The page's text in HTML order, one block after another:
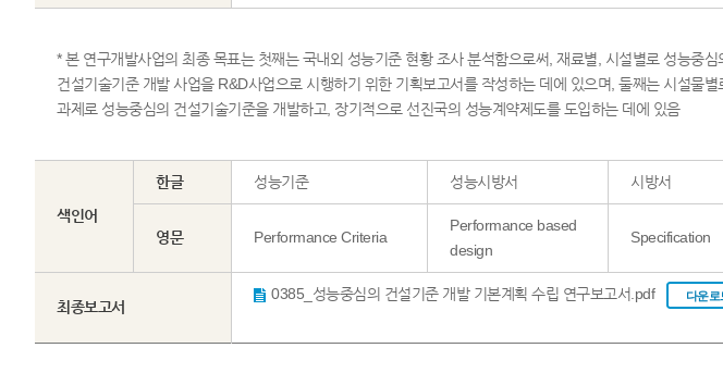
* 본 연구개발사업의 최종 목표는 첫째는 국내외 성능기준 현황 조사 분석함으로써, 재료별, 시설별로 성능
건설기술기준 개발 사업을 R&D사업으로 시행하기 위한 기획보고서를 작성하는 데에 있으며, 둘째는 시설물
과제로 성능중심의 건설기술기준을 개발하고, 장기적으로 선진국의 성능계약제도를 도입하는 데에 있음
색인어
한글 성능기준 성능시방서 시방서
영문 Performance Criteria
Performance based
design
Specification
최종보고서
다운로